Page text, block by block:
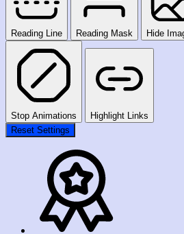
Reading Line Reading Mask Hide
Stop Animations
Highlight Links
Reset Settings